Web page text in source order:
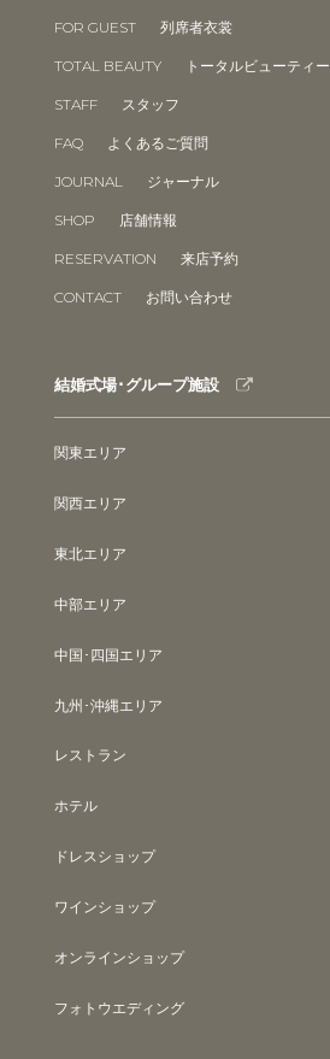
FOR GUEST 列席者衣裳
TOTAL BEAUTY トータルビューティー
STAFF スタッフ
FAQ よくあるご質問
JOURNAL ジャーナル
SHOP 店舗情報
RESERVATION 来店予約
CONTACT お問い合わせ
結婚式場･グループ施設
関東エリア
関西エリア
東北エリア
中部エリア
中国･四国エリア
九州･沖縄エリア
レストラン
ホテル
ドレスショップ
ワインショップ
オンラインショップ
フォトウエディング